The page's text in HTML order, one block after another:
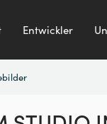
Entwickler